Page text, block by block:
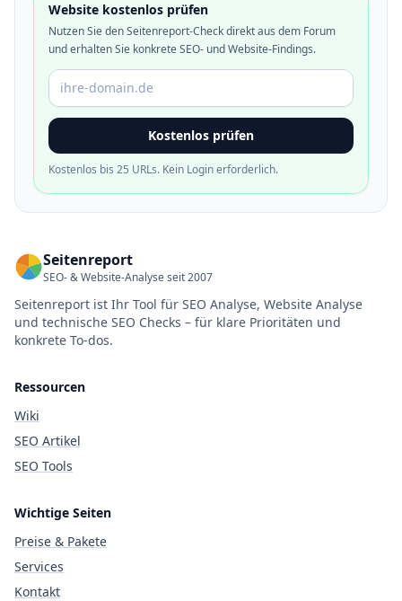
Website kostenlos prüfen
Nutzen Sie den Seitenreport-Check direkt aus dem Forum
und erhalten Sie konkrete SEO- und Website-Findings.
Domain oder URL
Kostenlos prüfen
Kostenlos bis 25 URLs. Kein Login erforderlich.
Seitenreport
SEO- & Website-Analyse seit 2007
Seitenreport ist Ihr Tool für SEO Analyse, Website Analyse
und technische SEO Checks – für klare Prioritäten und
konkrete To-dos.
Ressourcen
Wiki
SEO Artikel
SEO Tools
Wichtige Seiten
Preise & Pakete
Services
Kontakt